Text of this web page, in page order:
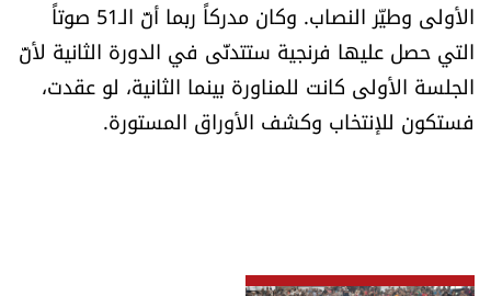
الأولى وطيّر النصاب. وكان مدركاً ربما أنّ الـ51 صوتاً
التي حصل عليها فرنجية ستتدنّى في الدورة الثانية لأنّ
الجلسة الأولى كانت للمناورة بينما الثانية، لو عقدت،
فستكون للإنتخاب وكشف الأوراق المستورة.